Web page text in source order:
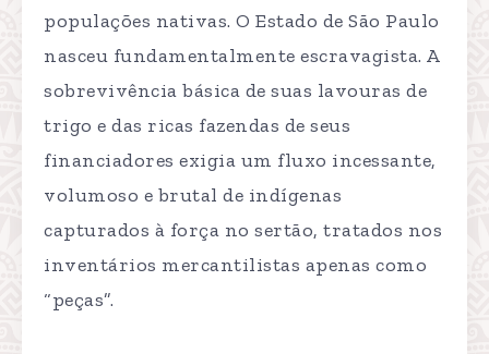
populações nativas. O Estado de São Paulo
nasceu fundamentalmente escravagista. A
sobrevivência básica de suas lavouras de
trigo e das ricas fazendas de seus
financiadores exigia um fluxo incessante,
volumoso e brutal de indígenas
capturados à força no sertão, tratados nos
inventários mercantilistas apenas como
“peças”.